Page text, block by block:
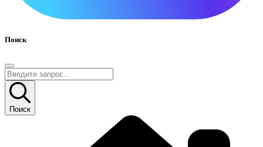
Поиск
Поиск